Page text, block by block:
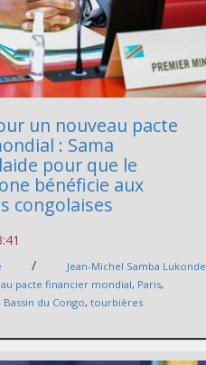
un nouveau pacte
: Sama
pour que le
bénéficie aux
congolaises
/ Jean-Michel Samba Lukonde
pacte financier mondial, Paris,
Bassin du Congo,tourbières